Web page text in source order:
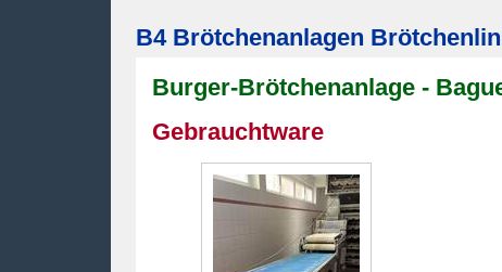
B4 Brötchenanlagen
Burger-Brötchenanlage -
Gebrauchtware